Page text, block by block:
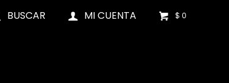
$ 0